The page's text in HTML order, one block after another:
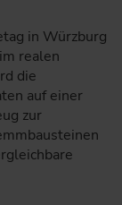
in Würzburg
realen
die
auf einer
zur